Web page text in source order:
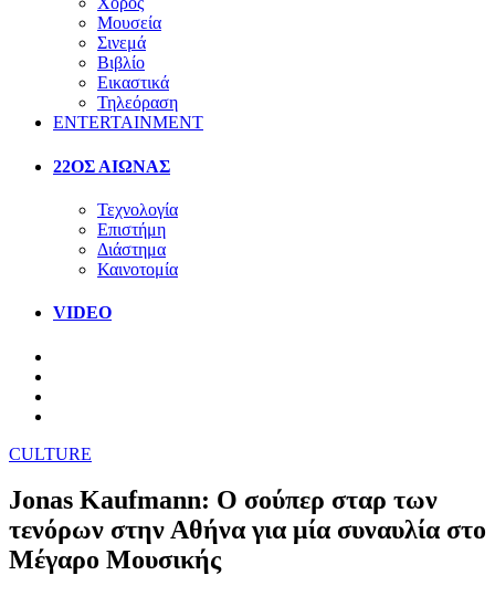
Μουσεία
Σινεμά
Βιβλίο
Εικαστικά
Τηλεόραση
ENTERTAINMENT
22ΟΣ ΑΙΩΝΑΣ
Τεχνολογία
Επιστήμη
Διάστημα
Καινοτομία
VIDEO
CULTURE
Jonas Kaufmann: Ο σούπερ σταρ των
τενόρων στην Αθήνα για μία συναυλία στο
Μέγαρο Μουσικής